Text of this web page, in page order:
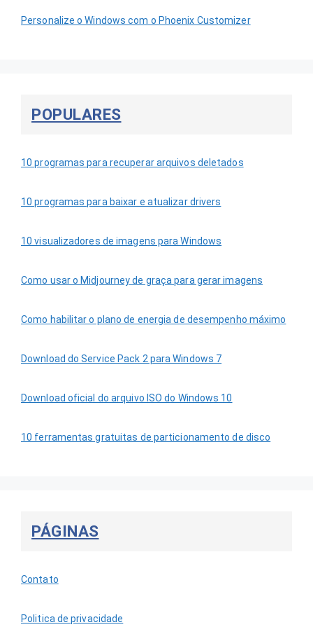
Personalize o Windows com o Phoenix Customizer
POPULARES
10 programas para recuperar arquivos deletados
10 programas para baixar e atualizar drivers
10 visualizadores de imagens para Windows
Como usar o Midjourney de graça para gerar imagens
Como habilitar o plano de energia de desempenho máximo
Download do Service Pack 2 para Windows 7
Download oficial do arquivo ISO do Windows 10
10 ferramentas gratuitas de particionamento de disco
PÁGINAS
Contato
Politica de privacidade